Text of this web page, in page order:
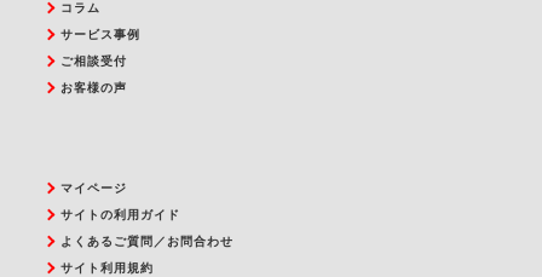
コラム
サービス事例
ご相談受付
お客様の声
マイページ
サイトの利用ガイド
よくあるご質問／お問合わせ
サイト利用規約